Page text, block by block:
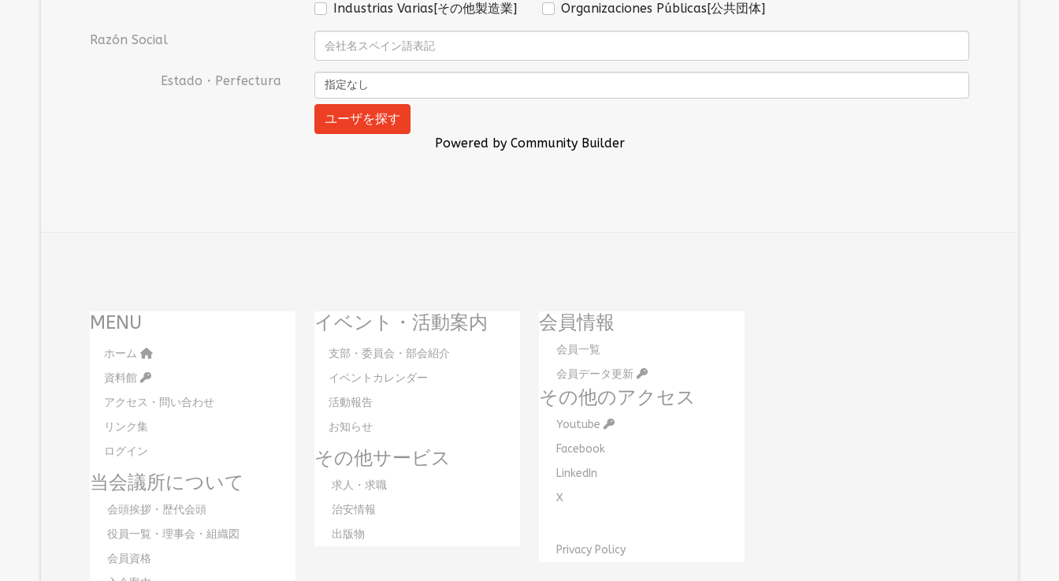
Industrias Varias[その他製造業]
Organizaciones Públicas[公共団体]
Razón Social
Estado・Perfectura
Powered by Community Builder
MENU
ホーム
資料館
アクセス・問い合わせ
リンク集
ログイン
当会議所について
会頭挨拶・歴代会頭
役員一覧・理事会・組織図
会員資格
イベント・活動案内
支部・委員会・部会紹介
イベントカレンダー
活動報告
お知らせ
その他サービス
求人・求職
治安情報
出版物
会員情報
会員一覧
会員データ更新
その他のアクセス
Youtube
Facebook
LinkedIn
X
Privacy Policy